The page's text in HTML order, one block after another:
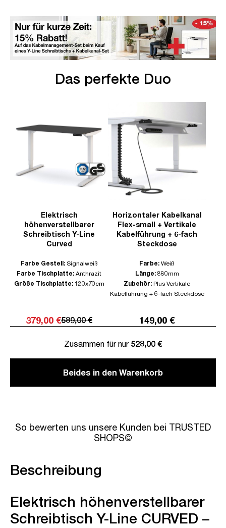
Das perfekte Duo
Elektrisch
höhenverstellbarer
Schreibtisch Y-Line
Curved
Farbe Gestell: Signalweiß
Farbe Tischplatte: Anthrazit
Größe Tischplatte: 120x70cm
379,00 €589,00 €
Horizontaler Kabelkanal
Flex-small + Vertikale
Kabelführung + 6-fach
Steckdose
Farbe: Weiß
Länge: 880mm
Zubehör: Plus Vertikale
Kabelführung + 6-fach Steckdose
149,00 €
Zusammen für nur 528,00 €
Beides in den Warenkorb
So bewerten uns unsere Kunden bei TRUSTED
SHOPS©
Beschreibung
Elektrisch höhenverstellbarer
Schreibtisch Y-Line CURVED –